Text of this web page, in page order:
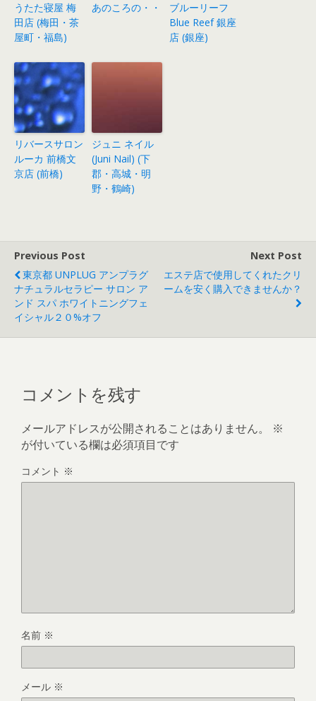
うたた寝屋 梅
田店 (梅田・茶
屋町・福島)
あのころの・・
ブルーリーフ
Blue Reef 銀座
店 (銀座)
リバースサロン
ルーカ 前橋文
京店 (前橋)
ジュニ ネイル
(Juni Nail) (下
郡・高城・明
野・鶴崎)
Previous Post
東京都 UNPLUG アンプラグ
ナチュラルセラピー サロン ア
ンド スパ ホワイトニングフェ
イシャル２０%オフ
Next Post
エステ店で使用してくれたクリ
ームを安く購入できませんか？
コメントを残す
メールアドレスが公開されることはありません。
※
が付いている欄は必須項目です
コメント ※
名前 ※
メール ※